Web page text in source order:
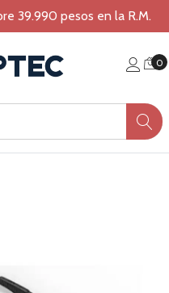
39.990 pesos en la R.M.
0